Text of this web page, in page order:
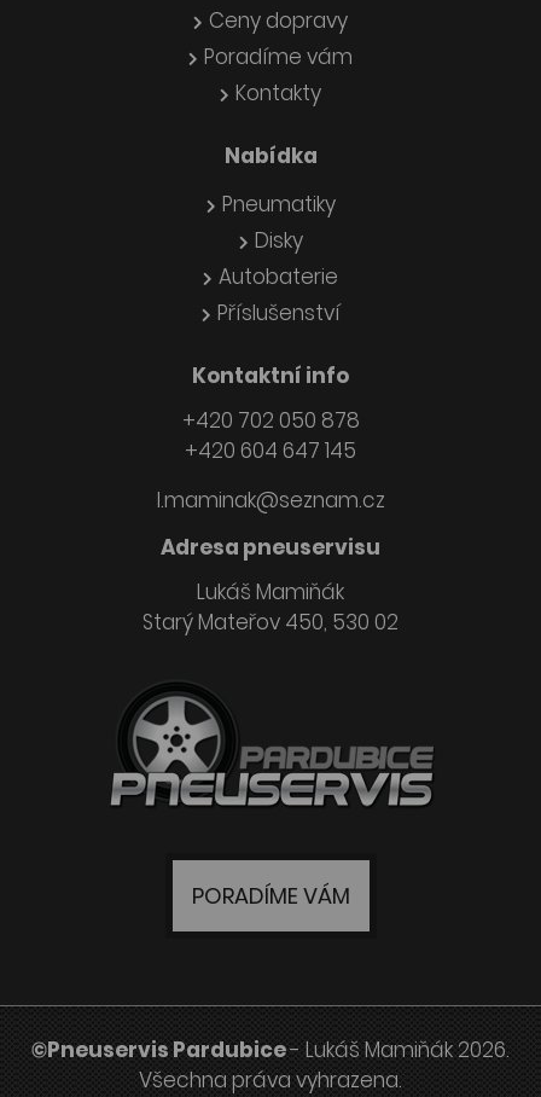
Ceny dopravy
Poradíme vám
Kontakty
Nabídka
Pneumatiky
Disky
Autobaterie
Příslušenství
Kontaktní info
+420 702 050 878
+420 604 647 145
l.maminak@seznam.cz
Adresa pneuservisu
Lukáš Mamiňák
Starý Mateřov 450, 530 02
PORADÍME VÁM
©Pneuservis Pardubice- Lukáš Mamiňák 2026.
Všechna práva vyhrazena.